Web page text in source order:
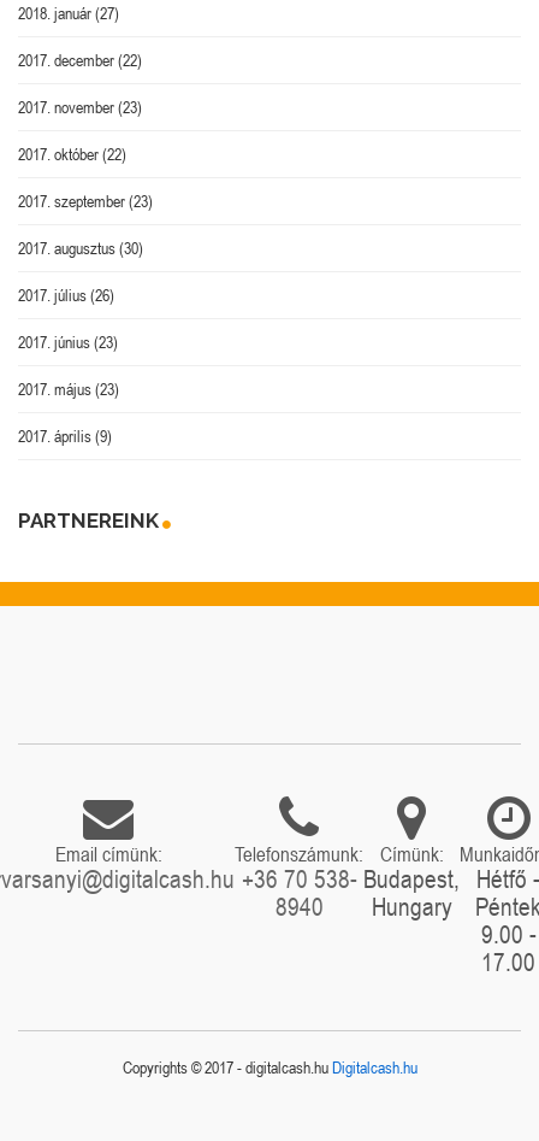
2018. január(27)
2017. december(22)
2017. november(23)
2017. október(22)
2017. szeptember(23)
2017. augusztus(30)
2017. július(26)
2017. június(23)
2017. május(23)
2017. április(9)
PARTNEREINK
Email címünk: Telefonszámunk:
+36 70 538-
8940
Címünk:
Budapest,
Hungary
Hétfő -
9.00 -
17.00
Copyrights © 2017 - digitalcash.huDigitalcash.hu